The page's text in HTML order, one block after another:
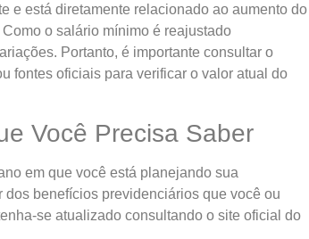
e está diretamente relacionado ao aumento do
o salário mínimo é reajustado
Portanto, é importante consultar o
fontes oficiais para verificar o valor atual do
Você Precisa Saber
em que você está planejando sua
benefícios previdenciários que você ou
se atualizado consultando o site oficial do